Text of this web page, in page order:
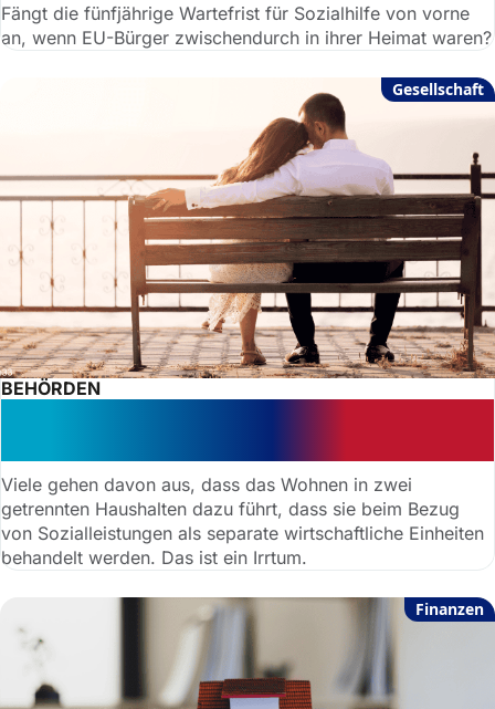
Fängt die fünfjährige Wartefrist für Sozialhilfe von vorne
an, wenn EU-Bürger zwischendurch in ihrer Heimat waren?
Gesellschaft
BEHÖRDEN
Viele gehen davon aus, dass das Wohnen in zwei
getrennten Haushalten dazu führt, dass sie beim Bezug
von Sozialleistungen als separate wirtschaftliche Einheiten
behandelt werden. Das ist ein Irrtum.
Finanzen